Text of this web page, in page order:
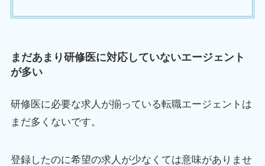
まだあまり研修医に対応していないエージェント
が多い
研修医に必要な求人が揃っている転職エージェントは
まだ多くないです。
登録したのに希望の求人が少なくては意味がありませ